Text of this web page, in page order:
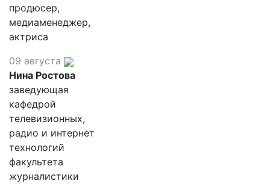
продюсер,
медиаменеджер,
актриса
09 августа
Нина Ростова
заведующая
кафедрой
телевизионных,
радио и интернет
технологий
факультета
журналистики